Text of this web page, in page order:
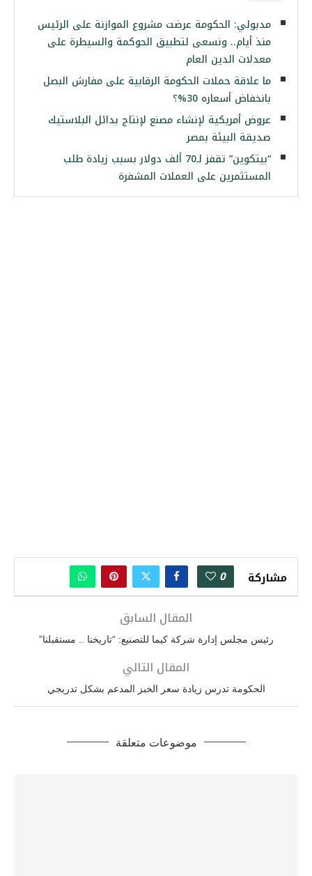
مدبولي: الحكومة عرضت مشروع الموازنة على الرئيس
منذ أيام.. ونسعى لتطبيق الحوكمة والسيطرة على
معدلات الدين العام
ما علاقة حملات الحكومة الرقابية على مفارش البصل
بانخفاض أسعاره 30%؟
عروض أمريكية لإنشاء مصنع لإنتاج بدائل البلاستيك
صديقة البيئة بمصر
“بيتكوين” تقفز لـ70 ألف دولار بسبب زيادة طلب
المستثمرين على العملات المشفرة
مشاركة 0
المقال السابق
رئيس مجلس إدارة شركة كيما للتصنيع: “تاريخنا .. مستقبلنا”
المقال التالي
الحكومة تدرس زيادة سعر الخبز المدعم بشكل تدريجي
موضوعات متعلقة